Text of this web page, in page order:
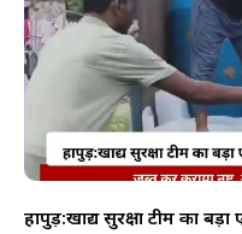
हापुड़:खाद्य सुरक्षा टीम का